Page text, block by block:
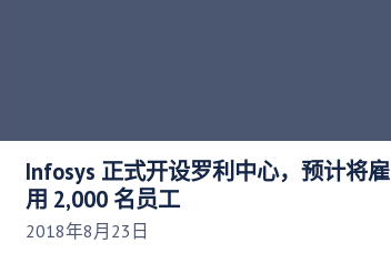
Infosys 正式开设罗利中心，预计将雇
用 2,000 名员工
发布日期：
2018年8月23日